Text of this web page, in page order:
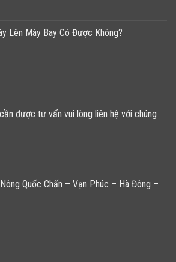
Lên Máy Bay Có Được Không?
được tư vấn vui lòng liên hệ với chúng
Quốc Chấn – Vạn Phúc – Hà Đông –